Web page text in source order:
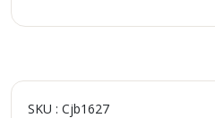
SKU : Cjb1627